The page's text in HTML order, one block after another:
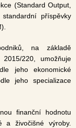
(Standard Output,
příspěvky
na základě
220, umožňuje
jeho ekonomické
jeho specializace
finanční hodnotu
a živočišné výroby.